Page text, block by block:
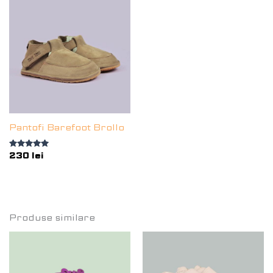
Pantofi Barefoot Brollo
Evaluat la
230 lei
Produse similare